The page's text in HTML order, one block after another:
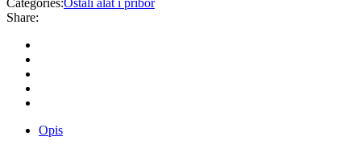
Share:
Opis